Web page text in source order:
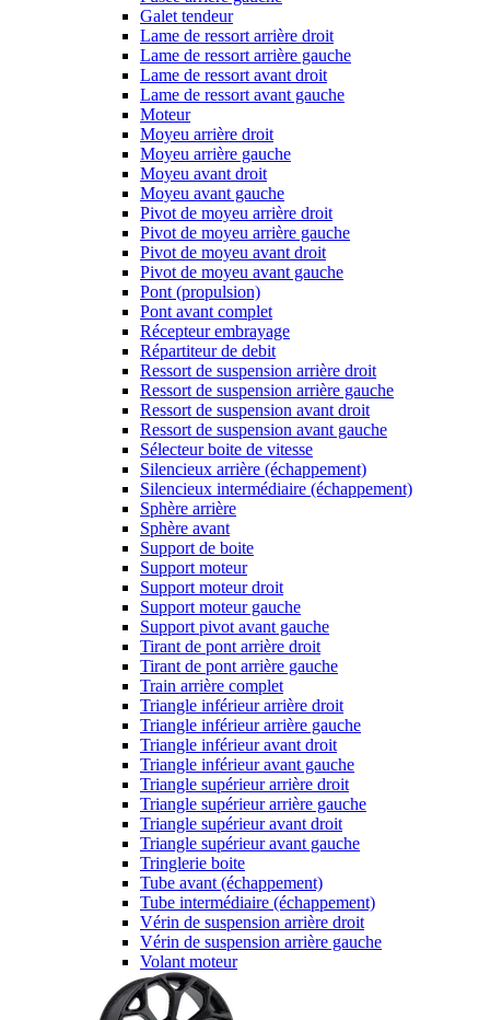
Galet tendeur
Lame de ressort arrière droit
Lame de ressort arrière gauche
Lame de ressort avant droit
Lame de ressort avant gauche
Moteur
Moyeu arrière droit
Moyeu arrière gauche
Moyeu avant droit
Moyeu avant gauche
Pivot de moyeu arrière droit
Pivot de moyeu arrière gauche
Pivot de moyeu avant droit
Pivot de moyeu avant gauche
Pont (propulsion)
Pont avant complet
Récepteur embrayage
Répartiteur de debit
Ressort de suspension arrière droit
Ressort de suspension arrière gauche
Ressort de suspension avant droit
Ressort de suspension avant gauche
Sélecteur boite de vitesse
Silencieux arrière (échappement)
Silencieux intermédiaire (échappement)
Sphère arrière
Sphère avant
Support de boite
Support moteur
Support moteur droit
Support moteur gauche
Support pivot avant gauche
Tirant de pont arrière droit
Tirant de pont arrière gauche
Train arrière complet
Triangle inférieur arrière droit
Triangle inférieur arrière gauche
Triangle inférieur avant droit
Triangle inférieur avant gauche
Triangle supérieur arrière droit
Triangle supérieur arrière gauche
Triangle supérieur avant droit
Triangle supérieur avant gauche
Tringlerie boite
Tube avant (échappement)
Tube intermédiaire (échappement)
Vérin de suspension arrière droit
Vérin de suspension arrière gauche
Volant moteur